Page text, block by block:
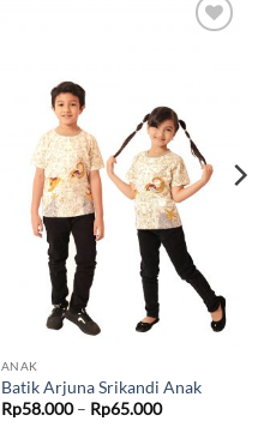
ANAK
Batik Arjuna Srikandi Anak
Rp58.000 – Rp65.000Price